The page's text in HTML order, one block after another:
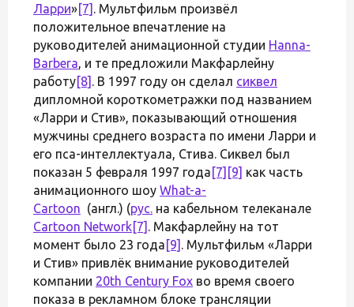
Ларри»[7] . Мультфильм произвёл
положительное впечатление на
руководителей анимационной студии Hanna-
Barbera, и те предложили Макфарлейну
работу[8] . В 1997 году он сделал сиквел
дипломной короткометражки под названием
«Ларри и Стив», показывающий отношения
мужчины среднего возраста по имени Ларри и
его пса-интеллектуала, Стива. Сиквел был
показан 5 февраля 1997 года [7] [9] как часть
анимационного шоу What-a-
Cartoon (англ.) (рус. на кабельном телеканале
Cartoon Network[7] . Макфарлейну на тот
момент было 23 года [9] . Мультфильм «Ларри
и Стив» привлёк внимание руководителей
компании 20th Century Fox во время своего
показа в рекламном блоке трансляции